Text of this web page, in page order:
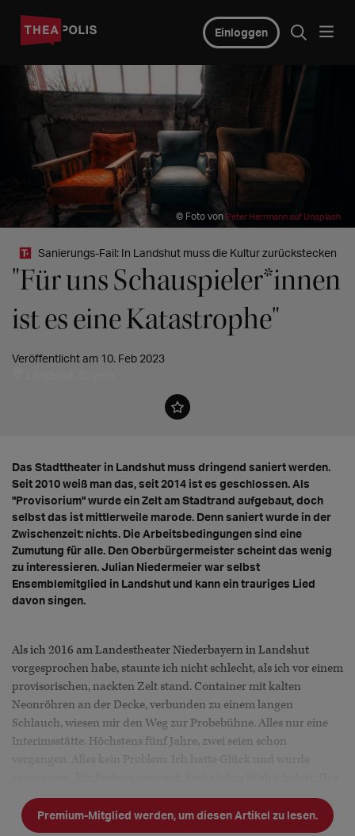
Einloggen
© Foto von Peter Herrmann auf Unsplash
Sanierungs-Fail: In Landshut muss die Kultur zurückstecken
"Für uns Schauspieler*innen
ist es eine Katastrophe"
Veröffentlicht am 10. Feb 2023
Das Stadttheater in Landshut muss dringend saniert werden.
Seit 2010 weiß man das, seit 2014 ist es geschlossen. Als
"Provisorium" wurde ein Zelt am Stadtrand aufgebaut, doch
selbst das ist mittlerweile marode. Denn saniert wurde in der
Zwischenzeit: nichts. Die Arbeitsbedingungen sind eine
Zumutung für alle. Den Oberbürgermeister scheint das wenig
zu interessieren. Julian Niedermeier war selbst
Ensemblemitglied in Landshut und kann ein trauriges Lied
davon singen.
Als ich 2016 am Landestheater Niederbayern in Landshut
vorgesprochen habe, staunte ich nicht schlecht, als ich vor einem
provisorischen, nackten Zelt stand. Container mit kalten
Neonröhren an der Decke, verbunden zu einem langen
Schlauch, wiesen mir den Weg zur Probebühne. Alles nur eine
Interimsstätte. Höchstens fünf Jahre, zwei seien schon
Zelt steht noch immer.
Es scheint eine Unmöglichkeit Politikern klarzumachen, wie
Premium-Mitglied werden, um diesen Artikel zu lesen.